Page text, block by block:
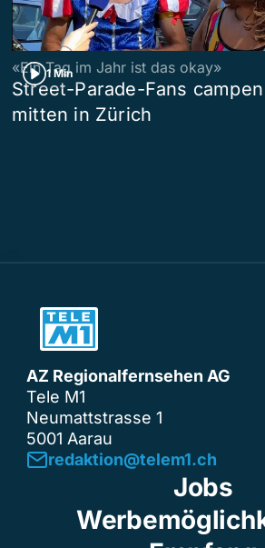
1 Min
«Ein Tag im Jahr ist das okay»
Street-Parade-Fans campen
mitten in Zürich
AZ Regionalfernsehen AG
Tele M1
Neumattstrasse 1
5001 Aarau
redaktion@telem1.ch
Jobs